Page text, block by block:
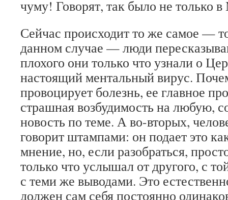
чуму! Говорят, так было не только
Сейчас происходит то же самое —
данном случае — люди
плохого они только что узнали о
настоящий ментальный вирус.
провоцирует болезнь, ее главное
страшная возбудимость на любую,
новость по теме. А во-вторых,
говорит штампами: он подает это
мнение, но, если разобраться,
только что услышал от другого, с
с теми же выводами. Это
должен сам себя постоянно